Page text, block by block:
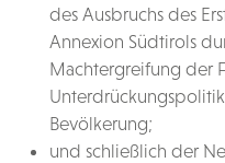
des Ausbruchs des
Annexion Südtirols
Machtergreifung der
Bevölkerung;
und schließlich der